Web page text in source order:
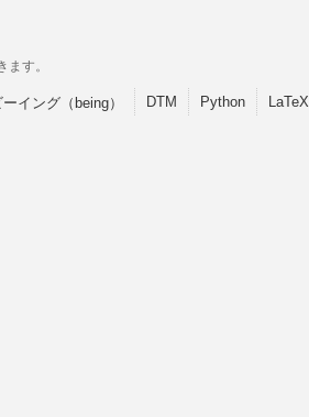
す。
ーイング（being） DTM Python LaTeX